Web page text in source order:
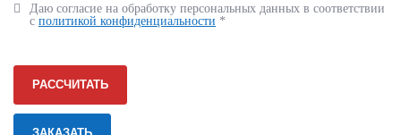
Даю согласие на обработку персональных данных в соответствии
с политикой конфиденциальности *
РАССЧИТАТЬ